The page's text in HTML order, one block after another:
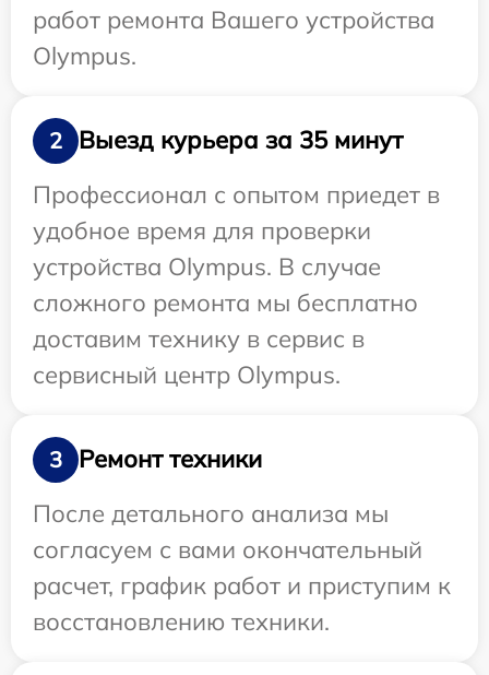
работ ремонта Вашего устройства
Olympus.
2
Выезд курьера за 35 минут
Профессионал с опытом приедет в
удобное время для проверки
устройства Olympus. В случае
сложного ремонта мы бесплатно
доставим технику в сервис в
сервисный центр Olympus.
3
Ремонт техники
После детального анализа мы
согласуем с вами окончательный
расчет, график работ и приступим к
восстановлению техники.